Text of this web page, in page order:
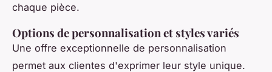
chaque pièce.
Options de personnalisation et styles variés
Une offre exceptionnelle de personnalisation
permet aux clientes d'exprimer leur style unique.